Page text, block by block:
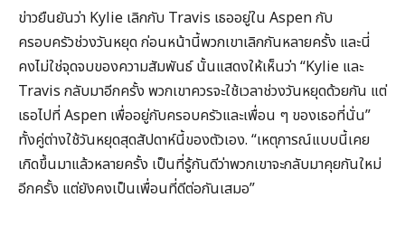
ข่าวยืนยันว่า Kylie เลิกกับ Travis เธออยู่ใน Aspen กับ
ครอบครัวช่วงวันหยุด ก่อนหน้านี้พวกเขาเลิกกันหลายครั้ง และนี่
คงไม่ใช่จุดจบของความสัมพันธ์ นั้นแสดงให้เห็นว่า “Kylie และ
Travis กลับมาอีกครั้ง พวกเขาควรจะใช้เวลาช่วงวันหยุดด้วยกัน แต่
เธอไปที่ Aspen เพื่ออยู่กับครอบครัวและเพื่อน ๆ ของเธอที่นั่น”
ทั้งคู่ต่างใช้วันหยุดสุดสัปดาห์นี้ของตัวเอง. “เหตุการณ์แบบนี้เคย
เกิดขึ้นมาแล้วหลายครั้ง เป็นที่รู้กันดีว่าพวกเขาจะกลับมาคุยกันใหม่
อีกครั้ง แต่ยังคงเป็นเพื่อนที่ดีต่อกันเสมอ”